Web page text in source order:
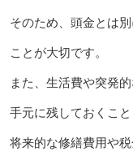
そのため、頭金とは
ことが大切です。
また、生活費や突発
手元に残しておくこと
将来的な修繕費用や